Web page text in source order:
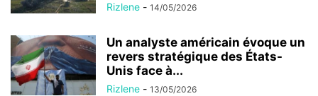
Rizlene - 14/05/2026
Un analyste américain évoque un
revers stratégique des États-
Unis face à...
Rizlene - 13/05/2026